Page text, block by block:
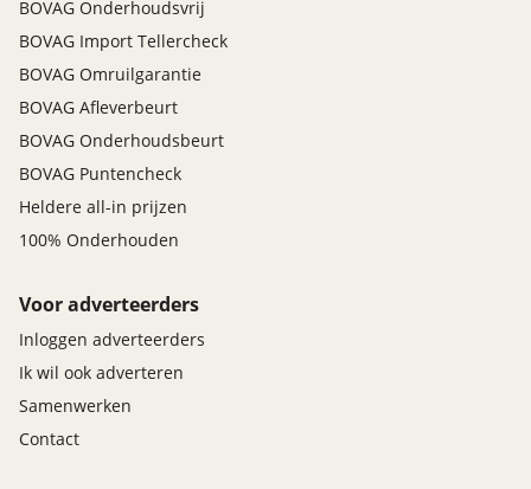
BOVAG Onderhoudsvrij
BOVAG Import Tellercheck
BOVAG Omruilgarantie
BOVAG Afleverbeurt
BOVAG Onderhoudsbeurt
BOVAG Puntencheck
Heldere all-in prijzen
100% Onderhouden
Voor adverteerders
Inloggen adverteerders
Ik wil ook adverteren
Samenwerken
Contact